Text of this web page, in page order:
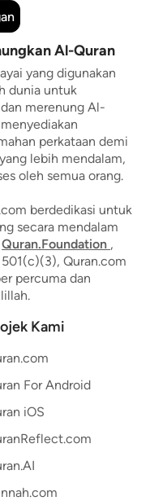
Al-Quran
yang digunakan
dunia untuk
merenung Al-
perkataan demi
lebih mendalam,
oleh semua orang.
berdedikasi untuk
secara mendalam
Quran.Foundation ,
Quran.com
percuma dan
Kami
For Android
iOS